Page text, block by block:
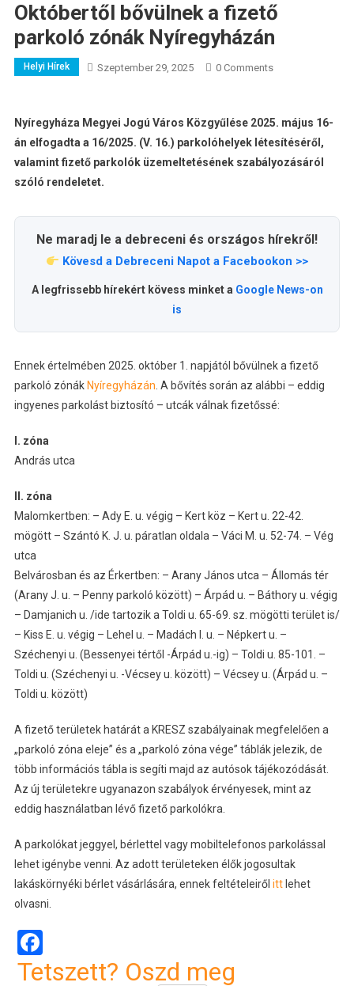
Októbertől bővülnek a fizető
parkoló zónák Nyíregyházán
Helyi Hírek Szeptember 29, 2025 0 Comments
Nyíregyháza Megyei Jogú Város Közgyűlése 2025. május 16-
án elfogadta a 16/2025. (V. 16.) parkolóhelyek létesítéséről,
valamint fizető parkolók üzemeltetésének szabályozásáról
szóló rendeletet.
Ne maradj le a debreceni és országos hírekről!
Kövesd a Debreceni Napot a Facebookon >>
A legfrissebb hírekért kövess minket a Google News-on
is
Ennek értelmében 2025. október 1. napjától bővülnek a fizető
parkoló zónák Nyíregyházán . A bővítés során az alábbi – eddig
ingyenes parkolást biztosító – utcák válnak fizetőssé:
I. zóna
András utca
II. zóna
Malomkertben: – Ady E. u. végig – Kert köz – Kert u. 22-42.
mögött – Szántó K. J. u. páratlan oldala – Váci M. u. 52-74. – Vég
utca
Belvárosban és az Érkertben: – Arany János utca – Állomás tér
(Arany J. u. – Penny parkoló között) – Árpád u. – Báthory u. végig
– Damjanich u. /ide tartozik a Toldi u. 65-69. sz. mögötti terület is/
– Kiss E. u. végig – Lehel u. – Madách I. u. – Népkert u. –
Széchenyi u. (Bessenyei tértől -Árpád u.-ig) – Toldi u. 85-101. –
Toldi u. (Széchenyi u. -Vécsey u. között) – Vécsey u. (Árpád u. –
Toldi u. között)
A fizető területek határát a KRESZ szabályainak megfelelően a
„parkoló zóna eleje” és a „parkoló zóna vége” táblák jelezik, de
több információs tábla is segíti majd az autósok tájékozódását.
Az új területekre ugyanazon szabályok érvényesek, mint az
eddig használatban lévő fizető parkolókra.
A parkolókat jeggyel, bérlettel vagy mobiltelefonos parkolással
lehet igénybe venni. Az adott területeken élők jogosultak
lakáskörnyéki bérlet vásárlására, ennek feltételeiről ittlehet
olvasni.
Facebook
Tetszett? Oszd meg